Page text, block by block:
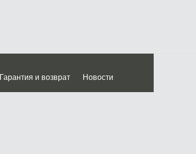
Гарантия и возврат Новости